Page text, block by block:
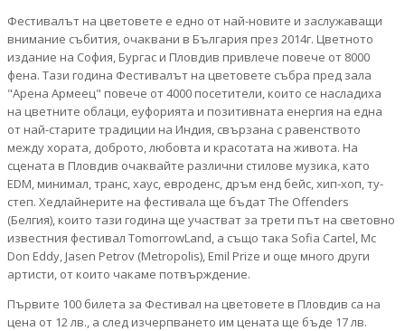
Фестивалът на цветовете е едно от най-новите и заслужаващи
внимание събития, очаквани в България през 2014г. Цветното
издание на София, Бургас и Пловдив привлече повече от 8000
фена. Тази година Фестивалът на цветовете събра пред зала
"Арена Армеец" повече от 4000 посетители, които се насладиха
на цветните облаци, еуфорията и позитивната енергия на една
от най-старите традиции на Индия, свързана с равенството
между хората, доброто, любовта и красотата на живота. На
сцената в Пловдив очаквайте различни стилове музика, като
EDM, минимал, транс, хаус, евроденс, дръм енд бейс, хип-хоп, ту-
степ. Хедлайнерите на фестивала ще бъдат The Offenders
(Белгия), които тази година ще участват за трети път на световно
известния фестивал TomorrowLand, а също така Sofia Cartel, Mc
Don Eddy, Jasen Petrov (Metropolis), Emil Prize и още много други
артисти, от които чакаме потвърждение.
Първите 100 билета за Фестивал на цветовете в Пловдив са на
цена от 12 лв., а след изчерпването им цената ще бъде 17 лв.